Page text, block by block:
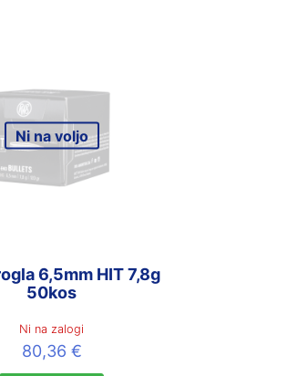
Ni na voljo
6,5mm HIT 7,8g
50kos
Ni na zalogi
80,36 €